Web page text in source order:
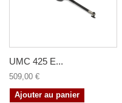
UMC 425 E...
509,00 €
Ajouter au panier